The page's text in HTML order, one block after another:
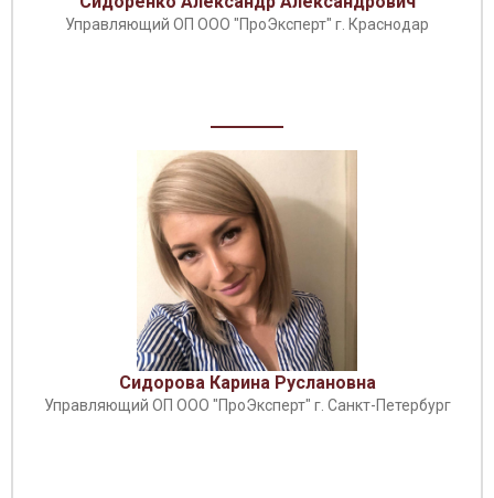
Управляющий ОП ООО "ПроЭксперт" г. Краснодар
Сидорова Карина Руслановна
Управляющий ОП ООО "ПроЭксперт" г. Санкт-Петербург